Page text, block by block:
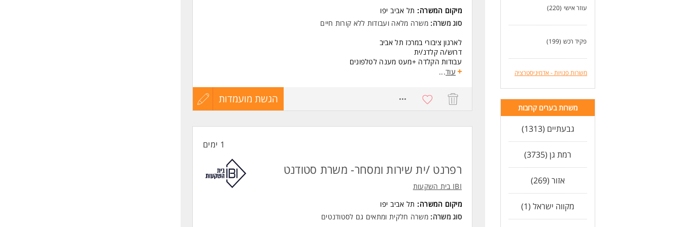
עוזר אישי (220)
פקיד רכש (199)
משרות פנויות - אדמיניסטרציה
משרות בערים קרובות
גבעתיים (1313)
רמת גן (3735)
אזור (269)
מקווה ישראל (1)
יכולת עבודה עצמאית לצד עבודת צוות, אחריות אישית גבוהה, סדר וארגון, דיוק, יכולת
עבודה מול ריבוי ממשקים ויחסי אנוש מצוינים.
זמינות למשרה מלאה כולל שעות נוספות בהתאם לצורך.
המשרה מיועדת לנשים ולגברים כאחד. המשרה מיועדת לנשים ולגברים כאחד.
לעוד משרות ומידע על Jobs.ai >
מיקום המשרה: תל אביב יפו
סוג משרה: משרה מלאה ועבודות ללא קורות חיים
לארגון ציבורי במרכז תל אביב
דרוש/ה קלדנ/ית
עבודות הקלדה +מעט מענה לטלפונים
דרישות:
לעוד משרות ומידע על דיסקל תשתיות ומערכות מידע >
עוד...
הגשת מועמדות
עדכון
1 ימים
רפרנט /ית שירות ומסחר- משרת סטודנט
IBI בית השקעות
מיקום המשרה: תל אביב יפו
סוג משרה: משרה חלקית ומתאים גם לסטודנטים